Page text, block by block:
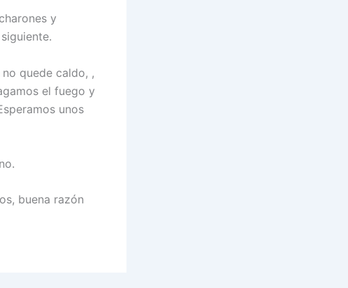
y
quede caldo, ,
el fuego y
unos
buena razón